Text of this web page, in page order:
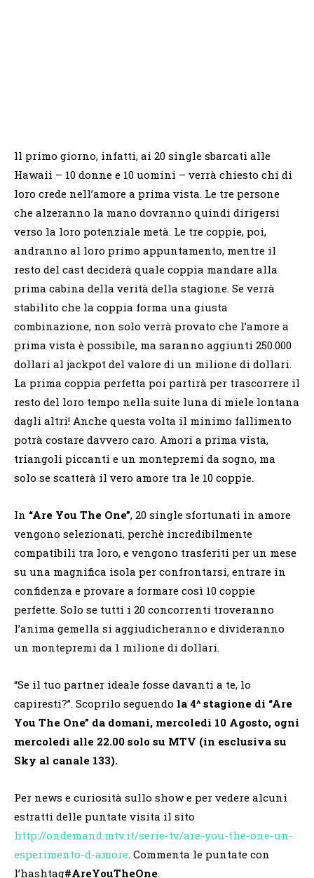
ll primo giorno, infatti, ai 20 single sbarcati alle
Hawaii – 10 donne e 10 uomini – verrà chiesto chi di
loro crede nell’amore a prima vista. Le tre persone
che alzeranno la mano dovranno quindi dirigersi
verso la loro potenziale metà. Le tre coppie, poi,
andranno al loro primo appuntamento, mentre il
resto del cast deciderà quale coppia mandare alla
prima cabina della verità della stagione. Se verrà
stabilito che la coppia forma una giusta
combinazione, non solo verrà provato che l’amore a
prima vista è possibile, ma saranno aggiunti 250.000
dollari al jackpot del valore di un milione di dollari.
La prima coppia perfetta poi partirà per trascorrere il
resto del loro tempo nella suite luna di miele lontana
dagli altri! Anche questa volta il minimo fallimento
potrà costare davvero caro. Amori a prima vista,
triangoli piccanti e un montepremi da sogno, ma
solo se scatterà il vero amore tra le 10 coppie.
In “Are You The One”, 20 single sfortunati in amore
vengono selezionati, perchè incredibilmente
compatibili tra loro, e vengono trasferiti per un mese
su una magnifica isola per confrontarsi, entrare in
confidenza e provare a formare così 10 coppie
perfette. Solo se tutti i 20 concorrenti troveranno
l’anima gemella si aggiudicheranno e divideranno
un montepremi da 1 milione di dollari.
“Se il tuo partner ideale fosse davanti a te, lo
capiresti?”. Scoprilo seguendo la 4^ stagione di “Are
You The One” da domani, mercoledì 10 Agosto, ogni
mercoledì alle 22.00 solo su MTV (in esclusiva su
Sky al canale 133).
Per news e curiosità sullo show e per vedere alcuni
estratti delle puntate visita il sito
http://ondemand.mtv.it/serie-tv/are-you-the-one-un-
esperimento-d-amore. Commenta le puntate con
l’hashtag#AreYouTheOne.